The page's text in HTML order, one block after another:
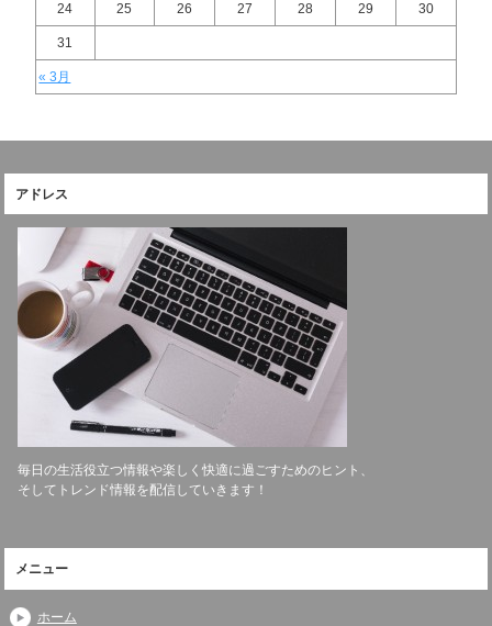
« 3月
24 25 26 27 28 29 30
31
アドレス
毎日の生活役立つ情報や楽しく快適に過ごすためのヒント、
そしてトレンド情報を配信していきます！
メニュー
ホーム